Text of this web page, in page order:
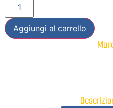
Aggiungi al carrello